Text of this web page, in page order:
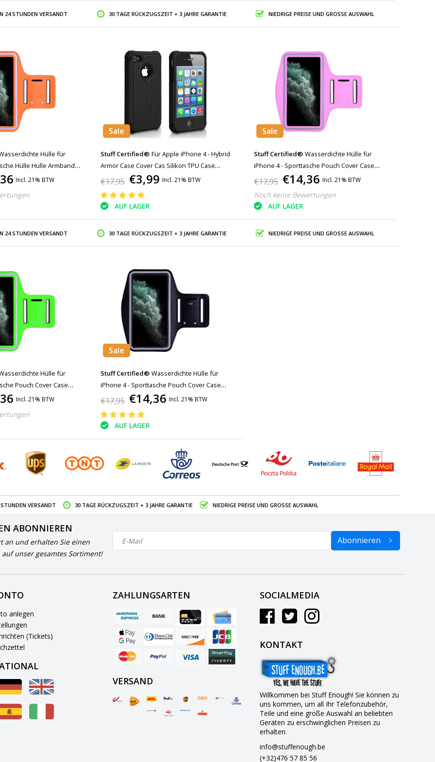
24 STUNDEN VERSANDT 30 TAGE RÜCKZUGSZEIT + 3 JAHRE GARANTIE NIEDRIGE PREISE UND GROSSE AUSWAHL
Hülle für
Hülle Hülle Armband
Orange
Incl. 21% BTW
Sale
Stuff Certified® Für Apple iPhone 4 - Hybrid
Armor Case Cover Cas Silikon TPU Case
Schwarz
€17,95 €3,99 Incl. 21% BTW
AUF LAGER
Sale
Stuff Certified® Wasserdichte Hülle für
iPhone 4 - Sporttasche Pouch Cover Case
Armband Jogging Running Hard Pink
€17,95 €14,36 Incl. 21% BTW
Noch keine Bewertungen
AUF LAGER
24 STUNDEN VERSANDT 30 TAGE RÜCKZUGSZEIT + 3 JAHRE GARANTIE NIEDRIGE PREISE UND GROSSE AUSWAHL
Hülle für
Pouch Cover Case
Hard Green
Incl. 21% BTW
Sale
Stuff Certified® Wasserdichte Hülle für
iPhone 4 - Sporttasche Pouch Cover Case
Armband Jogging Running Hard Black
€17,95 €14,36 Incl. 21% BTW
AUF LAGER
VERSANDT 30 TAGE RÜCKZUGSZEIT + 3 JAHRE GARANTIE NIEDRIGE PREISE UND GROSSE AUSWAHL
ABONNIEREN
an und erhalten Sie einen
auf unser gesamtes Sortiment!
Abonnieren
anlegen
(Tickets)
ZAHLUNGSARTEN
VERSAND
SOCIALMEDIA
KONTAKT
Willkommen bei Stuff Enough! Sie können zu
uns kommen, um all Ihr Telefonzubehör,
Teile und eine große Auswahl an beliebten
Geräten zu erschwinglichen Preisen zu
erhalten.
info@stuffenough.be
(+32)476 57 85 56